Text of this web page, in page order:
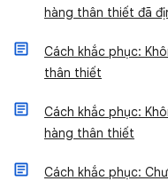
hàng thân thiết đã
Cách khắc phục:
thân thiết
Cách khắc phục:
hàng thân thiết
Cách khắc phục: